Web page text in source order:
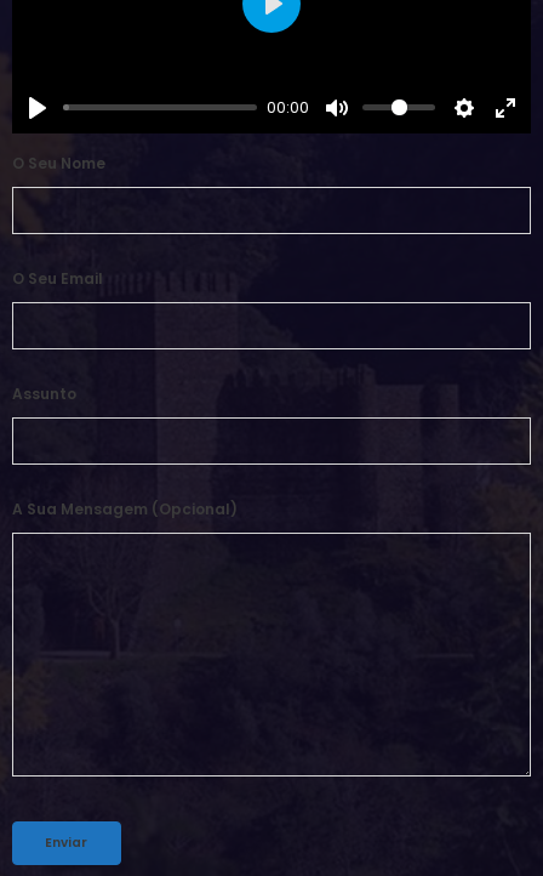
00:00
Play
O Seu Nome
O Seu Email
Assunto
A Sua Mensagem (opcional)